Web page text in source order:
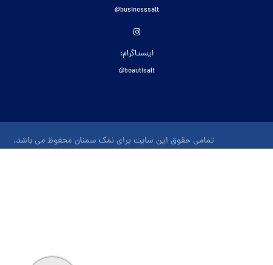
businesssalt@
اینستاگرام:
beautisalt@
تمامی حقوق این سایت برای نمک سمنان محفوظ می باشد.